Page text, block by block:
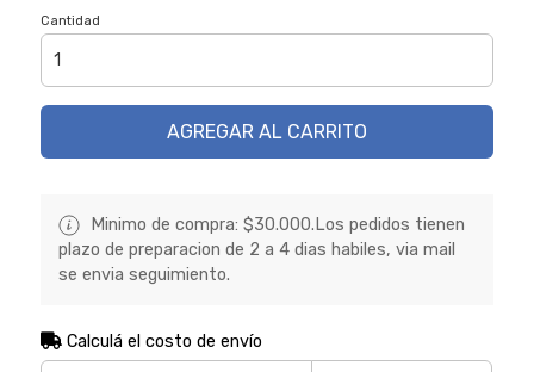
Cantidad
AGREGAR AL CARRITO
Minimo de compra: $30.000.Los pedidos tienen
plazo de preparacion de 2 a 4 dias habiles, via mail
se envia seguimiento.
Calculá el costo de envío